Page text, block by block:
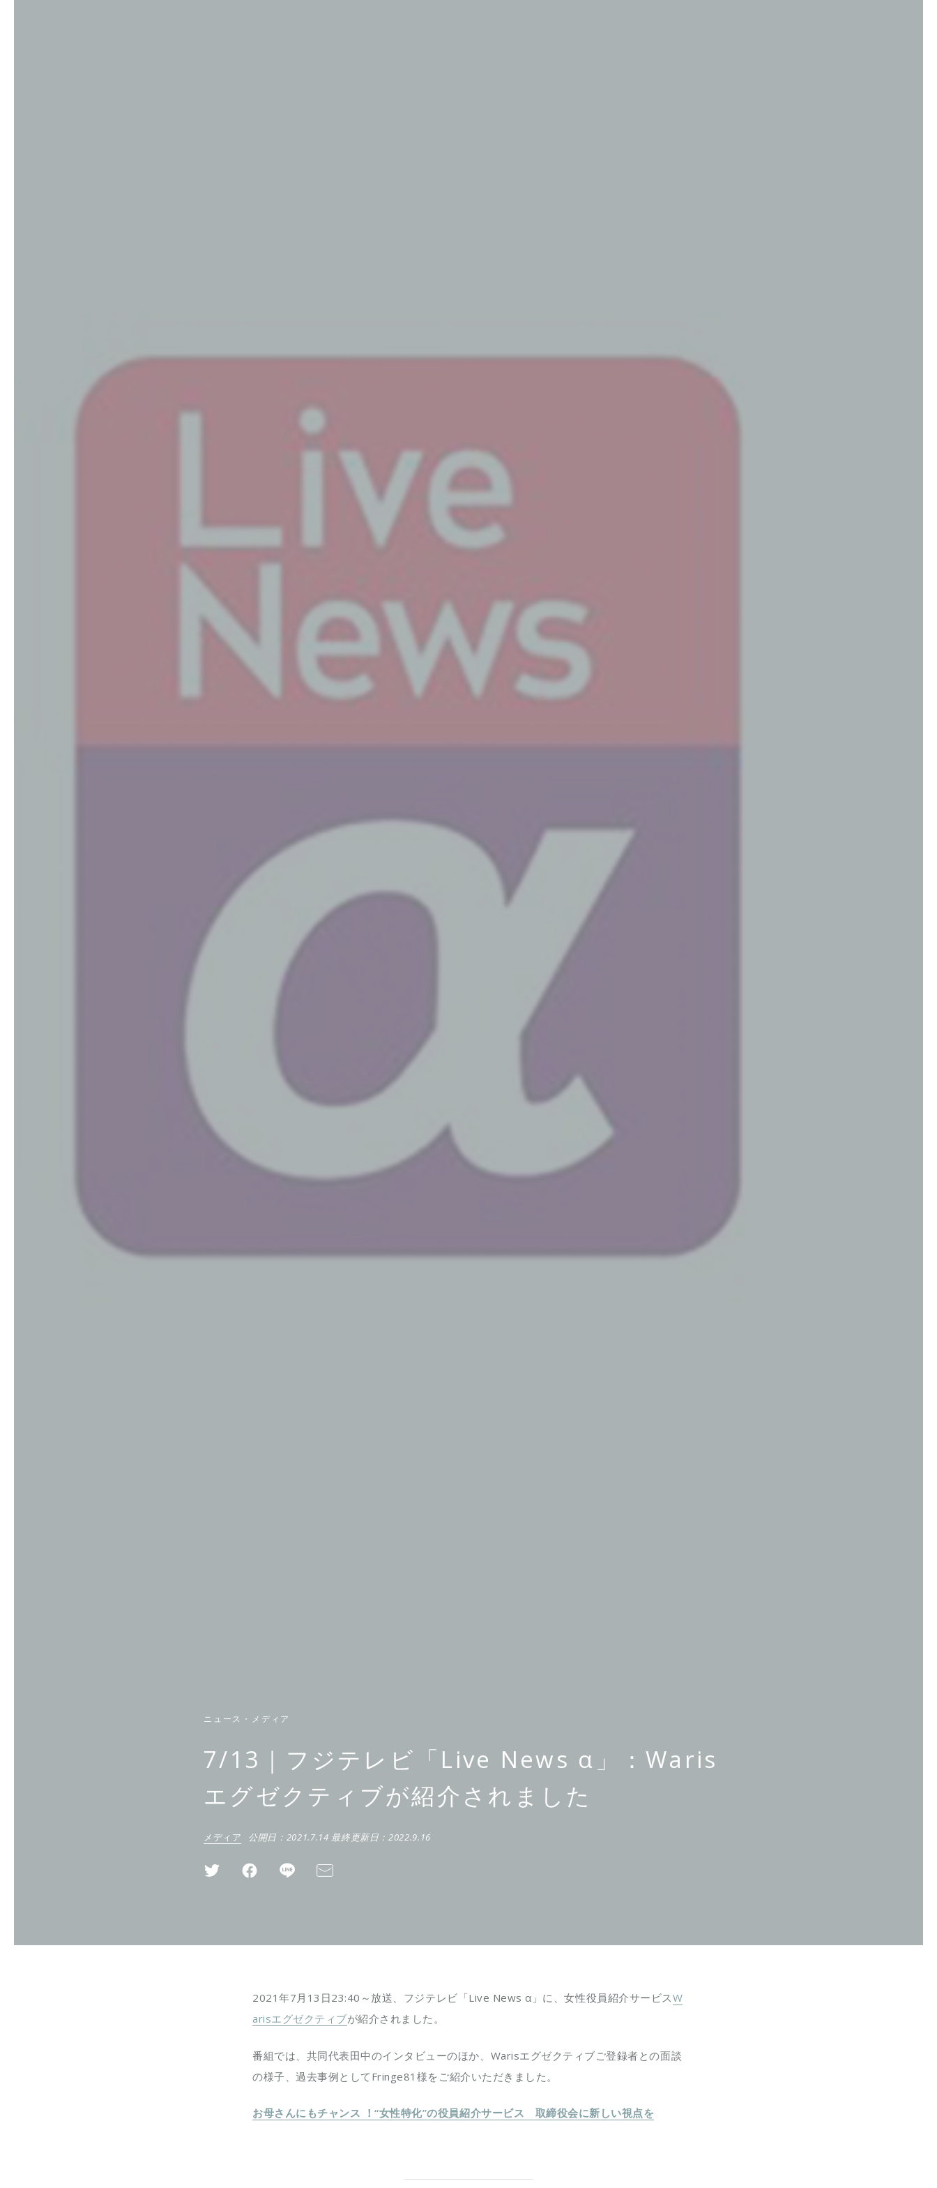
ニュース・メディア
7/13｜フジテレビ「Live News α」：Waris
エグゼクティブが紹介されました
メディア 公開日： 2021.7.14 最終更新日：2022.9.16
2021年7月13日23:40～放送、フジテレビ「Live News α」に、女性役員紹介サービスW
arisエグゼクティブが紹介されました。
番組では、共同代表田中のインタビューのほか、Warisエグゼクティブご登録者との面談
の様子、過去事例としてFringe81様をご紹介いただきました。
お母さんにもチャンス ！“女性特化”の役員紹介サービス 取締役会に新しい視点を